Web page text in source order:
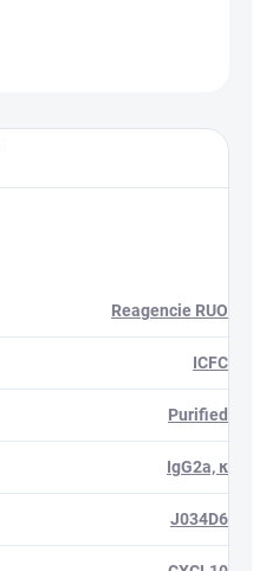
Reagencie RUO
ICFC
Purified
IgG2a, κ
J034D6